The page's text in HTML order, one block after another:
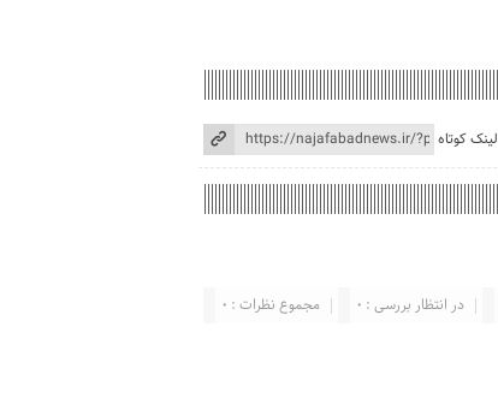
لینک کوتاه
مجموع نظرات : 0 در انتظار بررسی : 0